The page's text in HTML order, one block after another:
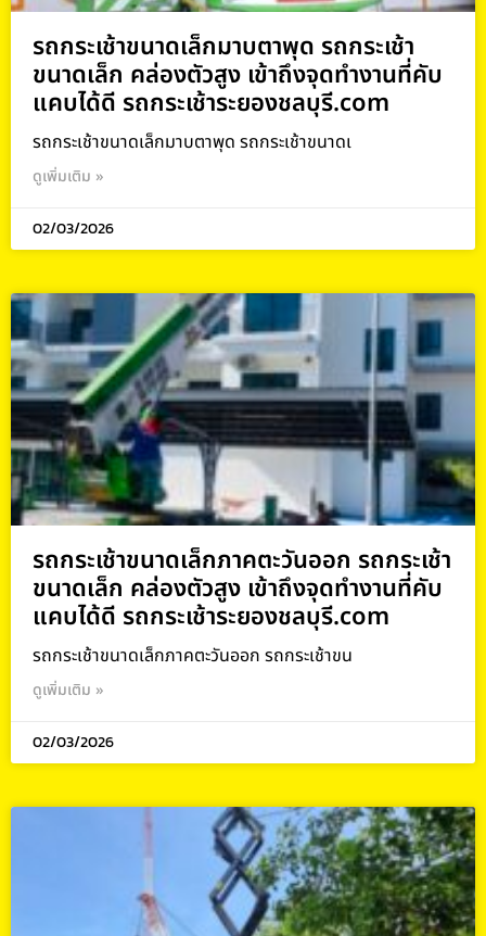
รถกระเช้าขนาดเล็กมาบตาพุด รถกระเช้า
ขนาดเล็ก คล่องตัวสูง เข้าถึงจุดทำงานที่คับ
แคบได้ดี รถกระเช้าระยองชลบุรี.com
รถกระเช้าขนาดเล็กมาบตาพุด รถกระเช้าขนาดเ
ดูเพิ่มเติม »
02/03/2026
รถกระเช้าขนาดเล็กภาคตะวันออก รถกระเช้า
ขนาดเล็ก คล่องตัวสูง เข้าถึงจุดทำงานที่คับ
แคบได้ดี รถกระเช้าระยองชลบุรี.com
รถกระเช้าขนาดเล็กภาคตะวันออก รถกระเช้าขน
ดูเพิ่มเติม »
02/03/2026